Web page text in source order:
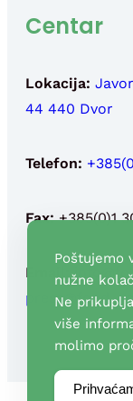
Centar
Lokacija:
44 440 Dvor
Telefon:
Fax:+385(0)1
Email:
press@fond-
Poštujemo
nužne
Ne
više
molimo